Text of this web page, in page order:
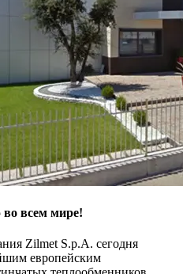
во всем мире!
Zilmet S.p.A. сегодня
европейским